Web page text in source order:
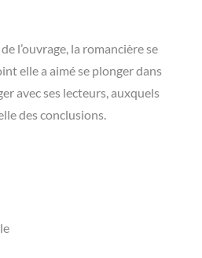
l’ouvrage, la romancière se
elle a aimé se plonger dans
avec ses lecteurs, auxquels
des conclusions.